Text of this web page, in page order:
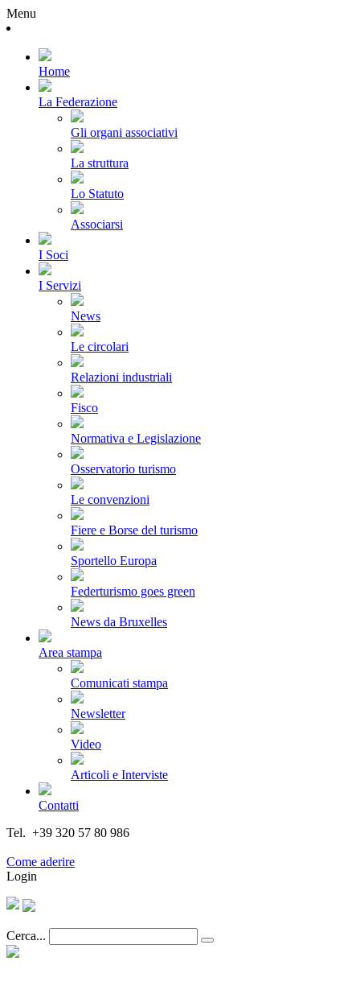
Menu
Home
La Federazione
Gli organi associativi
La struttura
Lo Statuto
Associarsi
I Soci
I Servizi
News
Le circolari
Relazioni industriali
Fisco
Normativa e Legislazione
Osservatorio turismo
Le convenzioni
Fiere e Borse del turismo
Sportello Europa
Federturismo goes green
News da Bruxelles
Area stampa
Comunicati stampa
Newsletter
Video
Articoli e Interviste
Contatti
Tel. +39 320 57 80 986
Come aderire
Login
Cerca...